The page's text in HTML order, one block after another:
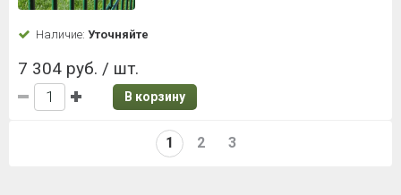
Наличие: Уточняйте
7 304 руб. / шт.
В корзину
1 2 3